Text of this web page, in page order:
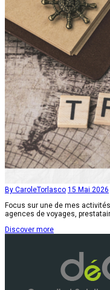
By CaroleTorlasco 15 Mai 2026
Focus sur une de mes
agences de voyages,
Discover more